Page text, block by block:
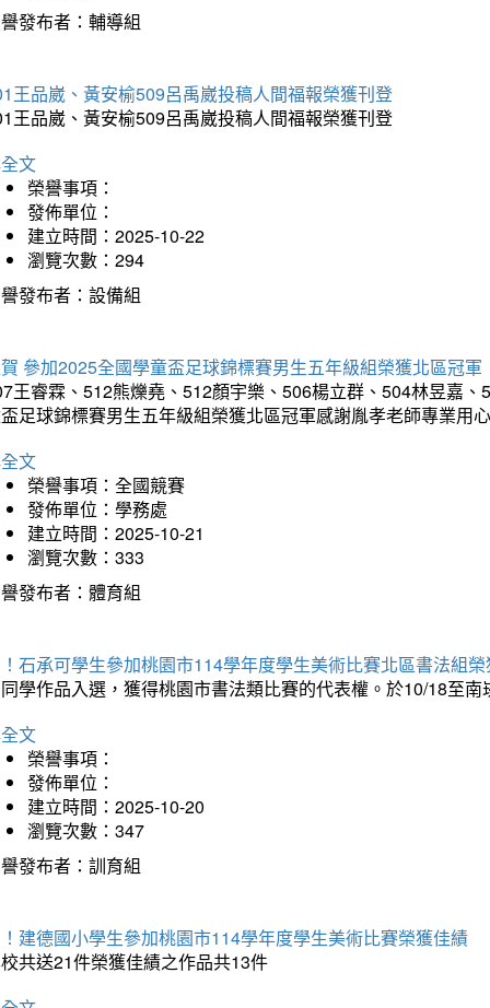
發布者：輔導組
王品崴、黃安榆509呂禹崴投稿人間福報榮獲刊登
王品崴、黃安榆509呂禹崴投稿人間福報榮獲刊登
文
榮譽事項：
發佈單位：
建立時間：2025-10-22
瀏覽次數：294
發布者：設備組
參加2025全國學童盃足球錦標賽男生五年級組榮獲北區冠軍
王睿霖、512熊爍堯、512顏宇樂、506楊立群、504林昱嘉
足球錦標賽男生五年級組榮獲北區冠軍感謝胤孝老師專業用
文
榮譽事項：全國競賽
發佈單位：學務處
建立時間：2025-10-21
瀏覽次數：333
發布者：體育組
石承可學生參加桃園市114學年度學生美術比賽北區書法組
學作品入選，獲得桃園市書法類比賽的代表權。於10/18至
文
榮譽事項：
發佈單位：
建立時間：2025-10-20
瀏覽次數：347
發布者：訓育組
建德國小學生參加桃園市114學年度學生美術比賽榮獲佳績
共送21件榮獲佳績之作品共13件